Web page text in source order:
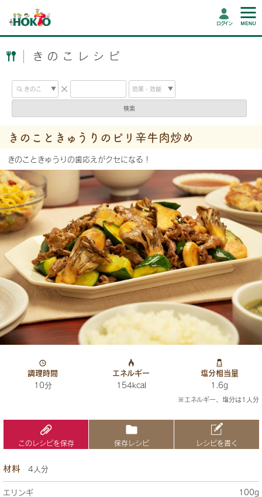
ログイン
きのこレシピ
検索
きのこときゅうりのピリ辛牛肉炒め
きのこときゅうりの歯応えがクセになる！
調理時間
10分
エネルギー
154kcal
塩分相当量
1.6g
※エネルギー、塩分は1人分
このレシピを保存 保存レシピ レシピを書く
材料 4人分
エリンギ 100g